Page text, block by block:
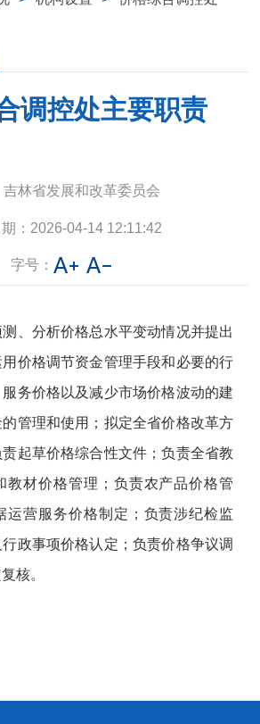
调控处主要职责
吉林省发展和改革委员会
： 2026-04-14 12:11:42
字号：
分析价格总水平变动情况并提出
价格调节资金管理手段和必要的行
务价格以及减少市场价格波动的建
管理和使用；拟定全省价格改革方
起草价格综合性文件；负责全省教
教材价格管理；负责农产品价格管
运营服务价格制定；负责涉纪检监
政事项价格认定；负责价格争议调
核。